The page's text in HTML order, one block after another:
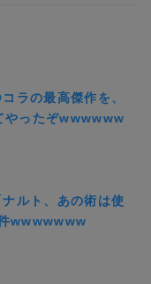
ラの最高傑作を、
やったぞwwwwww
ルト、あの術は使
wwwwwww